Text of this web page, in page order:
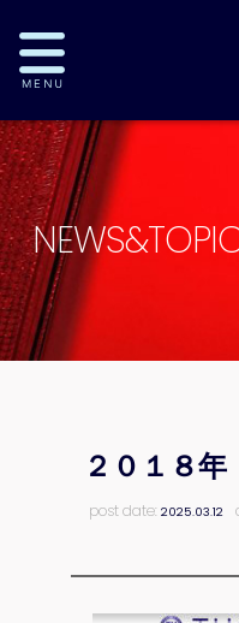
２０１８
post date:2025.03.12